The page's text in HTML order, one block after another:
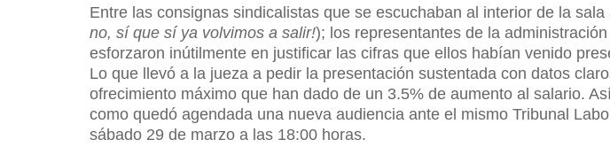
Entre las consignas sindicalistas que se escuchaban al interior de la sala
no, sí que sí ya volvimos a salir!); los representantes de la
esforzaron inútilmente en justificar las cifras que ellos habían venido
Lo que llevó a la jueza a pedir la presentación sustentada con datos
ofrecimiento máximo que han dado de un 3.5% de aumento al salario.
como quedó agendada una nueva audiencia ante el mismo Tribunal
sábado 29 de marzo a las 18:00 horas.